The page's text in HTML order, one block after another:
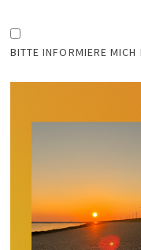
BITTE INFORMIERE MICH